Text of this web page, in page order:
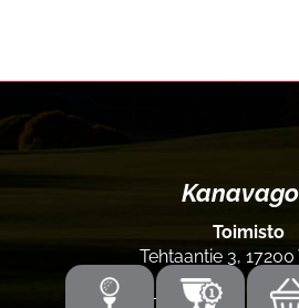
Toimisto
Tehtaantie 3,
Laajemmat